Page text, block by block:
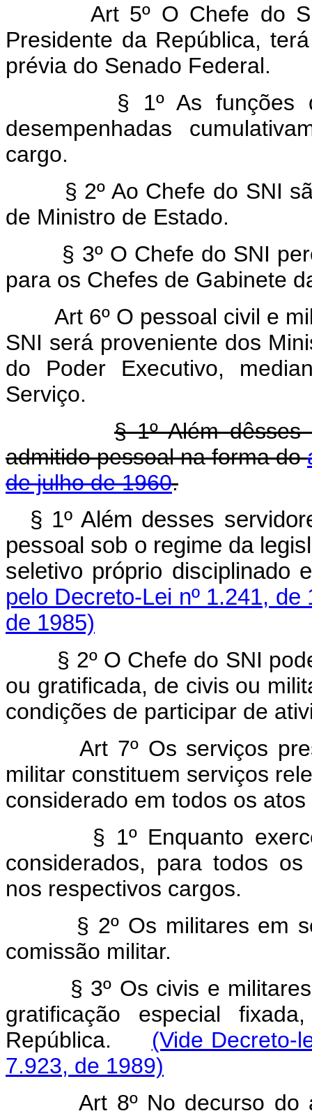
Art 5º O Chefe do
Presidente da República,
prévia do Senado Federal.
§ 1º As funções
desempenhadas
cargo.
§ 2º Ao Chefe do SNI
de Ministro de Estado.
§ 3º O Chefe do SNI
para os Chefes de Gabinete
Art 6º O pessoal civil e
SNI será proveniente dos
do Poder Executivo,
Serviço.
§ 1º Além dêsses
admitido pessoal na forma do
de julho de 1960.
§ 1º Além desses
pessoal sob o regime da
seletivo próprio
pelo Decreto-Lei nº 1.241, de
de 1985)
§ 2º O Chefe do SNI
ou gratificada, de civis ou
condições de participar de
Art 7º Os serviços
militar constituem serviços
considerado em todos os
§ 1º Enquanto
considerados, para todos
nos respectivos cargos.
§ 2º Os militares em
comissão militar.
§ 3º Os civis e
gratificação especial
República. (Vide Decreto-
7.923, de 1989)
Art 8º No decurso do